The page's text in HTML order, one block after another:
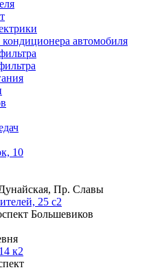
автомобиля
10
Пр. Славы
25 с2
Большевиков
к2